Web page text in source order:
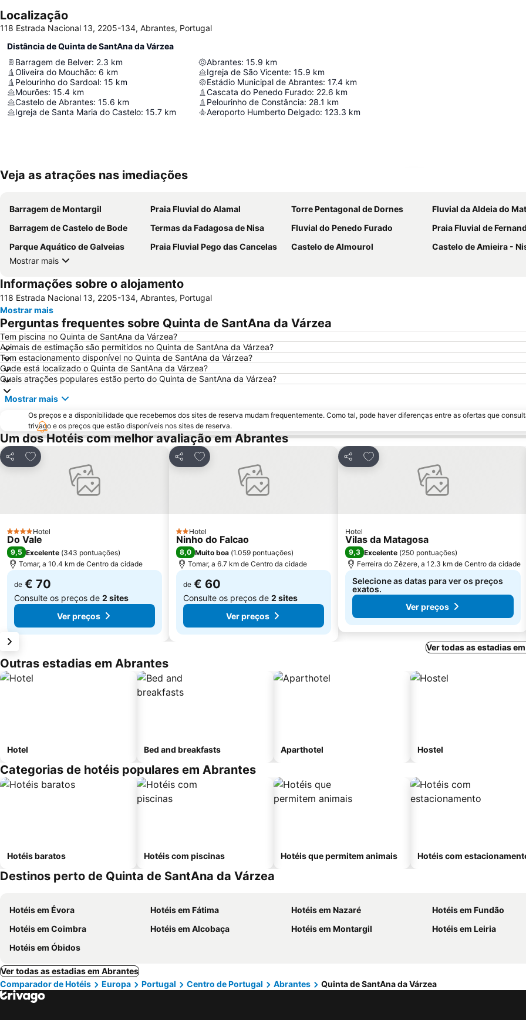
Localização
118 Estrada Nacional 13, 2205-134, Abrantes, Portugal
Distância de Quinta de SantAna da Várzea
Barragem de Belver: 2.3 km
Oliveira do Mouchão: 6 km
Pelourinho do Sardoal: 15 km
Mourões: 15.4 km
Castelo de Abrantes: 15.6 km
Igreja de Santa Maria do Castelo: 15.7 km
Abrantes: 15.9 km
Igreja de São Vicente: 15.9 km
Estádio Municipal de Abrantes: 17.4 km
Cascata do Penedo Furado: 22.6 km
Pelourinho de Constância: 28.1 km
Aeroporto Humberto Delgado: 123.3 km
Veja as atrações nas imediações
Barragem de Montargil Praia Fluvial do Alamal Torre Pentagonal de Dornes
Fluvial da Aldeia do
Barragem de Castelo de Bode
Termas da Fadagosa de Nisa Fluvial do Penedo Furado
Praia Fluvial de
Parque Aquático de Galveias
Praia Fluvial Pego das Cancelas Castelo de Almourol
Castelo de Amieira -
Mostrar mais
Informações sobre o alojamento
118 Estrada Nacional 13, 2205-134, Abrantes, Portugal
Mostrar mais
Perguntas frequentes sobre Quinta de SantAna da Várzea
Tem piscina no Quinta de SantAna da Várzea?
Animais de estimação são permitidos no Quinta de SantAna da Várzea?
Tem estacionamento disponível no Quinta de SantAna da Várzea?
Onde está localizado o Quinta de SantAna da Várzea?
Quais atrações populares estão perto do Quinta de SantAna da Várzea?
Mostrar mais
Os preços e a disponibilidade que recebemos dos sites de reserva mudam frequentemente. Como tal, pode haver diferenças entre as ofertas que
trivago e os preços que estão disponíveis nos sites de reserva.
Um dos Hotéis com melhor avaliação em Abrantes
Partilhar
Adicionar aos favoritos
4 Estrelas
Hotel
Do Vale
9,5 Excelente (343 pontuações)
Tomar, a 10.4 km de Centro da cidade
de € 70
Consulte os preços de 2 sites
Ver preços
Partilhar
Adicionar aos favoritos
2 Estrelas
Hotel
Ninho do Falcao
8,0 Muito boa (1.059 pontuações)
Tomar, a 6.7 km de Centro da cidade
de € 60
Consulte os preços de 2 sites
Ver preços
Partilhar
Adicionar aos favoritos
Hotel
Vilas da Matagosa
9,3 Excelente (250 pontuações)
Ferreira do Zêzere, a 12.3 km de Centro da cidade
Selecione as datas para ver os preços
exatos.
Ver preços
Ver todas as estadias
Outras estadias em Abrantes
Hotel Bed and breakfasts Aparthotel Hostel
Categorias de hotéis populares em Abrantes
Hotéis baratos Hotéis com piscinas Hotéis que permitem animais Hotéis com
Destinos perto de Quinta de SantAna da Várzea
Hotéis em Évora Hotéis em Fátima Hotéis em Nazaré
Hotéis em Fundão
Hotéis em Coimbra
Hotéis em Alcobaça Hotéis em Montargil
Hotéis em Leiria
Hotéis em Óbidos
Ver todas as estadias em Abrantes
Comparador de Hotéis
Europa Portugal Centro de Portugal Abrantes Quinta de SantAna da Várzea